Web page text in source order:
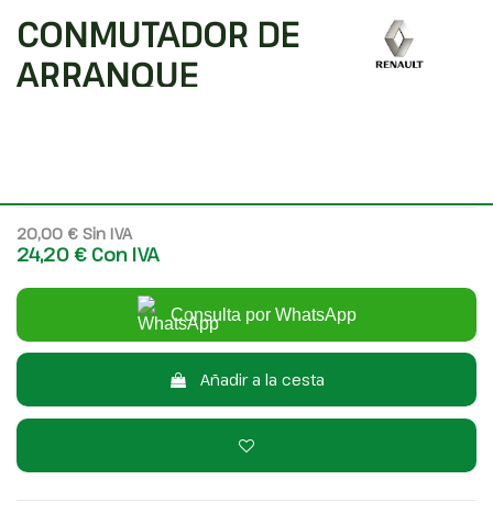
CONMUTADOR DE
ARRANQUE
20,00 € Sin IVA
24,20 € Con IVA
Consulta por WhatsApp
Añadir a la cesta